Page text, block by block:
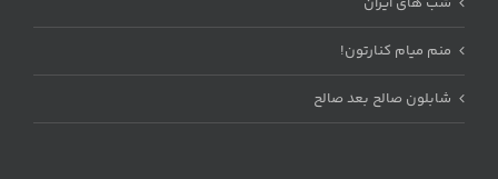
منم میام کنارتون!
شابلون صالح بعد صالح